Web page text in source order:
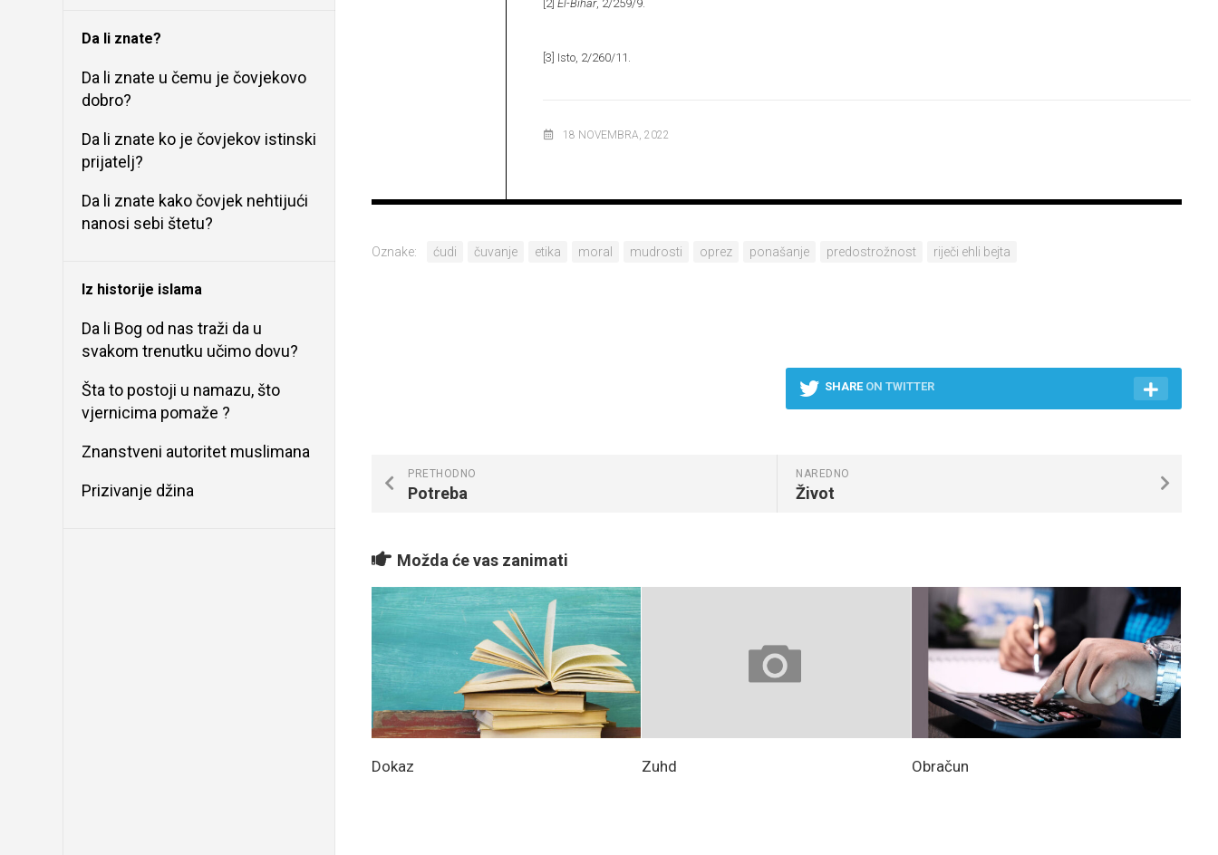
[2] El-Bihar, 2/259/9.
[3] Isto, 2/260/11.
18 NOVEMBRA, 2022
Oznake: ćudi čuvanje etika moral mudrosti oprez ponašanje predostrožnost riječi ehli bejta
SHARE ON TWITTER
NAREDNO
Život
PRETHODNO
Potreba
Možda će vas zanimati
Dokaz Zuhd Obračun
Da li znate?
Da li znate u čemu je čovjekovo
dobro?
Da li znate ko je čovjekov istinski
prijatelj?
Da li znate kako čovjek nehtijući
nanosi sebi štetu?
Iz historije islama
Da li Bog od nas traži da u
svakom trenutku učimo dovu?
Šta to postoji u namazu, što
vjernicima pomaže ?
Znanstveni autoritet muslimana
Prizivanje džina